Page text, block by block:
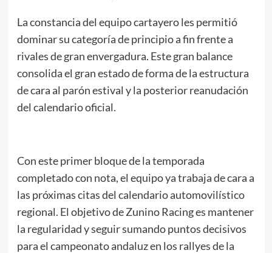
La constancia del equipo cartayero les permitió
dominar su categoría de principio a fin frente a
rivales de gran envergadura. Este gran balance
consolida el gran estado de forma de la estructura
de cara al parón estival y la posterior reanudación
del calendario oficial.
​Con este primer bloque de la temporada
completado con nota, el equipo ya trabaja de cara a
las próximas citas del calendario automovilístico
regional. El objetivo de Zunino Racing es mantener
la regularidad y seguir sumando puntos decisivos
para el campeonato andaluz en los rallyes de la